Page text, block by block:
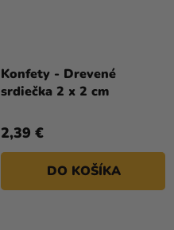
Konfety - Drevené
srdiečka 2 x 2 cm
2,39 €
DO KOŠÍKA